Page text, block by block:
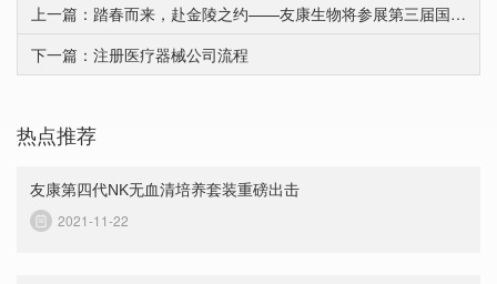
上一篇：踏春而来，赴金陵之约——友康生物将参展第三届国际细胞与基因治疗中国峰会（CGCS 2022）
下一篇：注册医疗器械公司流程
热点推荐
友康第四代NK无血清培养套装重磅出击
2021-11-22